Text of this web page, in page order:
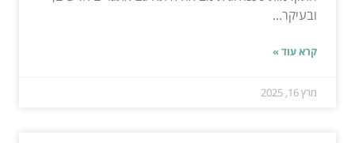
ובעיקר...
קרא עוד »
מרץ 16, 2025